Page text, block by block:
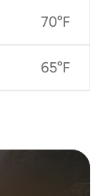
70°F
65°F